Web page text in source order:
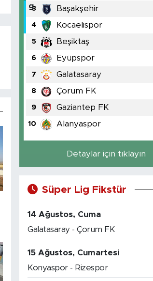
3 Başakşehir
4 Kocaelispor
5 Beşiktaş
6 Eyüpspor
7 Galatasaray
8 Çorum FK
9 Gaziantep FK
10 Alanyaspor
Detaylar için tıklayın
Süper Lig Fikstür
14 Ağustos, Cuma
Galatasaray - Çorum FK
15 Ağustos, Cumartesi
Konyaspor - Rizespor